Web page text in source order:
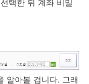
택한 뒤 계좌 비밀
알아볼 겁니다. 그래